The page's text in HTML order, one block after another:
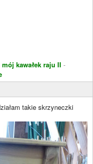
mój kawałek raju II -
takie skrzyneczki